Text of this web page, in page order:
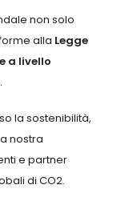
non solo
alla Legge
a livello
la sostenibilità,
nostra
e partner
di CO2.